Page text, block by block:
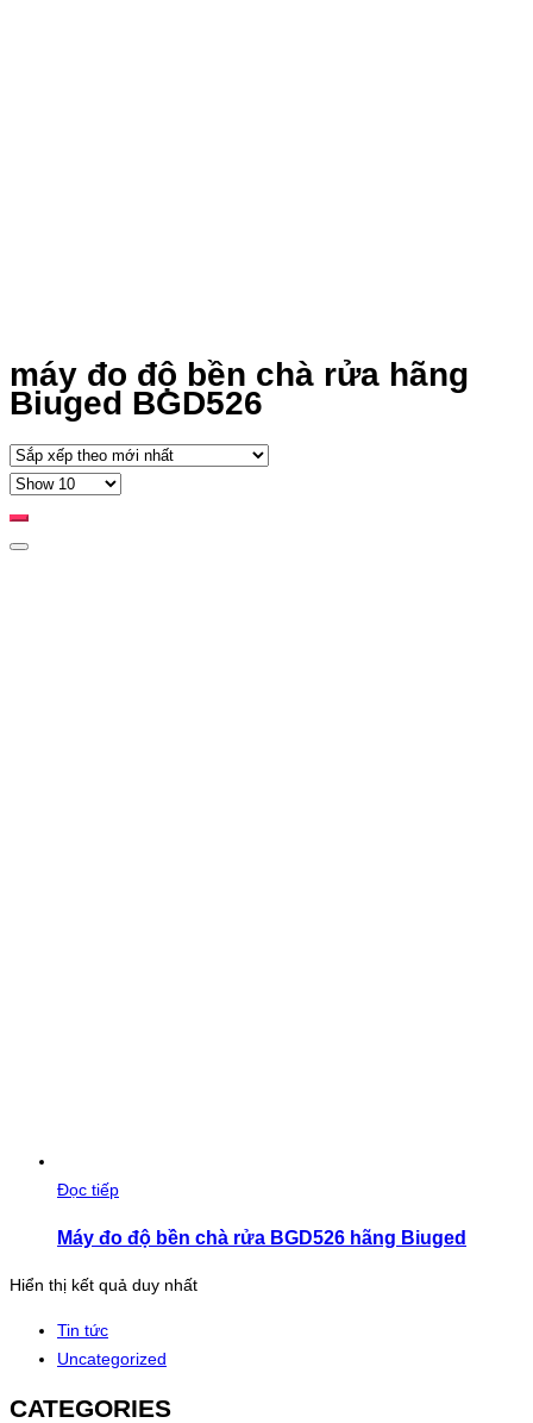
máy đo độ bền chà rửa hãng
Biuged BGD526
Đọc tiếp
Máy đo độ bền chà rửa BGD526 hãng Biuged
Hiển thị kết quả duy nhất
Tin tức
Uncategorized
CATEGORIES